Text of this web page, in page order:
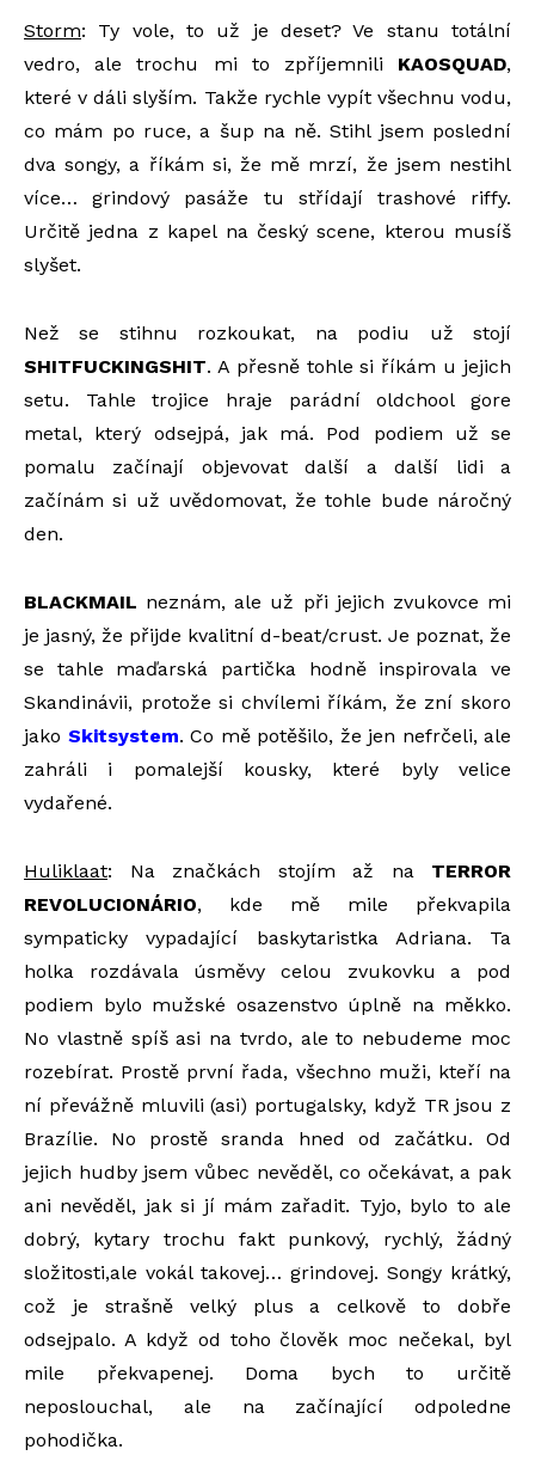
Storm: Ty vole, to už je deset? Ve stanu totální
vedro, ale trochu mi to zpříjemnili KAOSQUAD,
které v dáli slyším. Takže rychle vypít všechnu vodu,
co mám po ruce, a šup na ně. Stihl jsem poslední
dva songy, a říkám si, že mě mrzí, že jsem nestihl
více… grindový pasáže tu střídají trashové riffy.
Určitě jedna z kapel na český scene, kterou musíš
slyšet.
Než se stihnu rozkoukat, na podiu už stojí
SHITFUCKINGSHIT. A přesně tohle si říkám u jejich
setu. Tahle trojice hraje parádní oldchool gore
metal, který odsejpá, jak má. Pod podiem už se
pomalu začínají objevovat další a další lidi a
začínám si už uvědomovat, že tohle bude náročný
den.
BLACKMAIL neznám, ale už při jejich zvukovce mi
je jasný, že přijde kvalitní d-beat/crust. Je poznat, že
se tahle maďarská partička hodně inspirovala ve
Skandinávii, protože si chvílemi říkám, že zní skoro
jako Skitsystem. Co mě potěšilo, že jen nefrčeli, ale
zahráli i pomalejší kousky, které byly velice
vydařené.
Huliklaat: Na značkách stojím až na TERROR
REVOLUCIONÁRIO, kde mě mile překvapila
sympaticky vypadající baskytaristka Adriana. Ta
holka rozdávala úsměvy celou zvukovku a pod
podiem bylo mužské osazenstvo úplně na měkko.
No vlastně spíš asi na tvrdo, ale to nebudeme moc
rozebírat. Prostě první řada, všechno muži, kteří na
ní převážně mluvili (asi) portugalsky, když TR jsou z
Brazílie. No prostě sranda hned od začátku. Od
jejich hudby jsem vůbec nevěděl, co očekávat, a pak
ani nevěděl, jak si jí mám zařadit. Tyjo, bylo to ale
dobrý, kytary trochu fakt punkový, rychlý, žádný
složitosti,ale vokál takovej… grindovej. Songy krátký,
což je strašně velký plus a celkově to dobře
odsejpalo. A když od toho člověk moc nečekal, byl
mile překvapenej. Doma bych to určitě
neposlouchal, ale na začínající odpoledne
pohodička.